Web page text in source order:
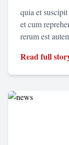
quia et
et cum
rerum est
Read full